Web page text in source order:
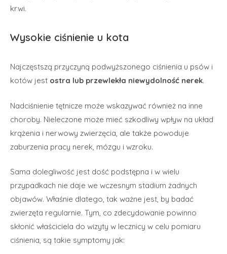
krwi.
Wysokie ciśnienie u kota
Najczęstszą przyczyną podwyższonego ciśnienia u psów i
kotów jest ostra lub przewlekła niewydolność nerek.
Nadciśnienie tętnicze może wskazywać również na inne
choroby. Nieleczone może mieć szkodliwy wpływ na układ
krążenia i nerwowy zwierzęcia, ale także powoduje
zaburzenia pracy nerek, mózgu i wzroku.
Sama dolegliwość jest dość podstępna i w wielu
przypadkach nie daje we wczesnym stadium żadnych
objawów. Właśnie dlatego, tak ważne jest, by badać
zwierzęta regularnie. Tym, co zdecydowanie powinno
skłonić właściciela do wizyty w lecznicy w celu pomiaru
ciśnienia, są takie symptomy jak: